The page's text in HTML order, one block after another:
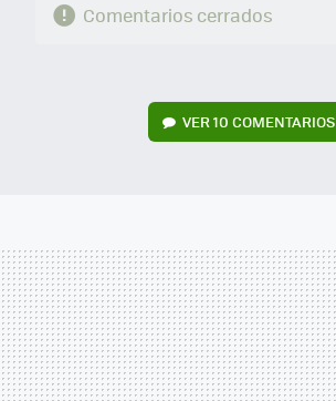
Comentarios cerrados
VER10 COMENTARIOS